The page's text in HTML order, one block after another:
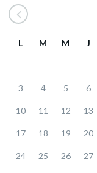
L M M J
3 4 5 6
10 11 12 13
17 18 19 20
24 25 26 27